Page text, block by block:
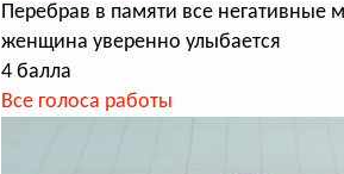
Перебрав в памяти все негативные
женщина уверенно улыбается
4 балла
Все голоса работы